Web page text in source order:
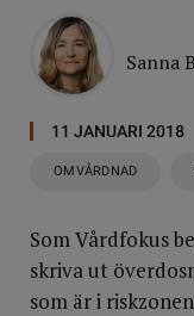
Sanna
11 JANUARI 2018
OMVÅRDNAD
Som Vårdfokus
skriva ut
som är i